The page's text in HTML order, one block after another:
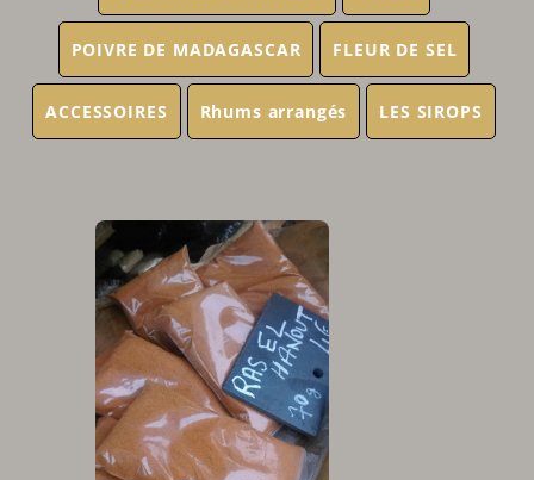
POIVRE DE MADAGASCAR FLEUR DE SEL
ACCESSOIRES Rhums arrangés LES SIROPS